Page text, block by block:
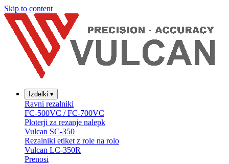
Skip to content
Izdelki ▾
Ravni rezalniki
FC-500VC / FC-700VC
Ploterji za rezanje nalepk
Vulcan SC-350
Rezalniki etiket z role na rolo
Vulcan LC-350R
Prenosi